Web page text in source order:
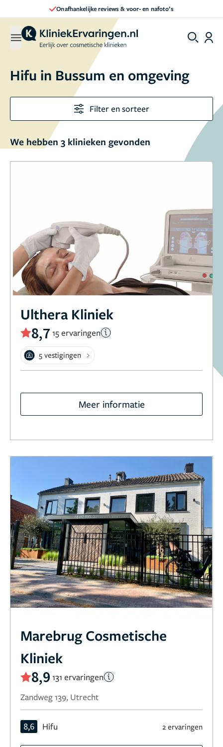
Onafhankelijke reviews & voor- en nafoto’s
Hifu in Bussum en omgeving
Filter en sorteer
We hebben 3 klinieken gevonden
Ulthera Kliniek
8,7 15 ervaringen
5 vestigingen
Meer informatie
Marebrug Cosmetische
Kliniek
8,9 131 ervaringen
Zandweg 139, Utrecht
8,6 Hifu 2 ervaringen